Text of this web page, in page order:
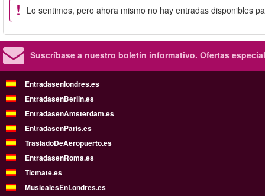
Lo sentimos, pero ahora mismo no hay entradas disponibles
Suscríbase a nuestro boletín informativo. Ofertas
Entradasenlondres.es
EntradasenBerlin.es
EntradasenAmsterdam.es
EntradasenParis.es
TrasladoDeAeropuerto.es
EntradasenRoma.es
Ticmate.es
MusicalesEnLondres.es